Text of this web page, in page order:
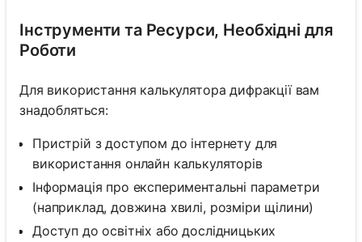
Інструменти та Ресурси, Необхідні для
Роботи
Для використання калькулятора дифракції вам
знадобляться:
Пристрій з доступом до інтернету для
використання онлайн калькуляторів
Інформація про експериментальні параметри
(наприклад, довжина хвилі, розміри щілини)
Доступ до освітніх або дослідницьких